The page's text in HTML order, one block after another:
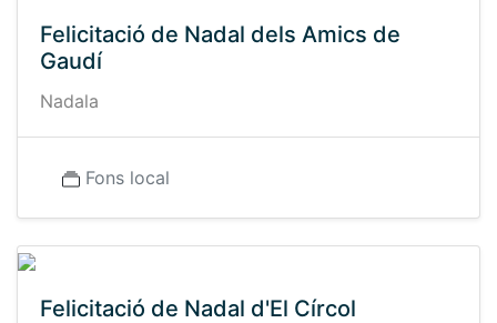
Felicitació de Nadal dels Amics de
Gaudí
Nadala
Fons local
Felicitació de Nadal d'El Círcol